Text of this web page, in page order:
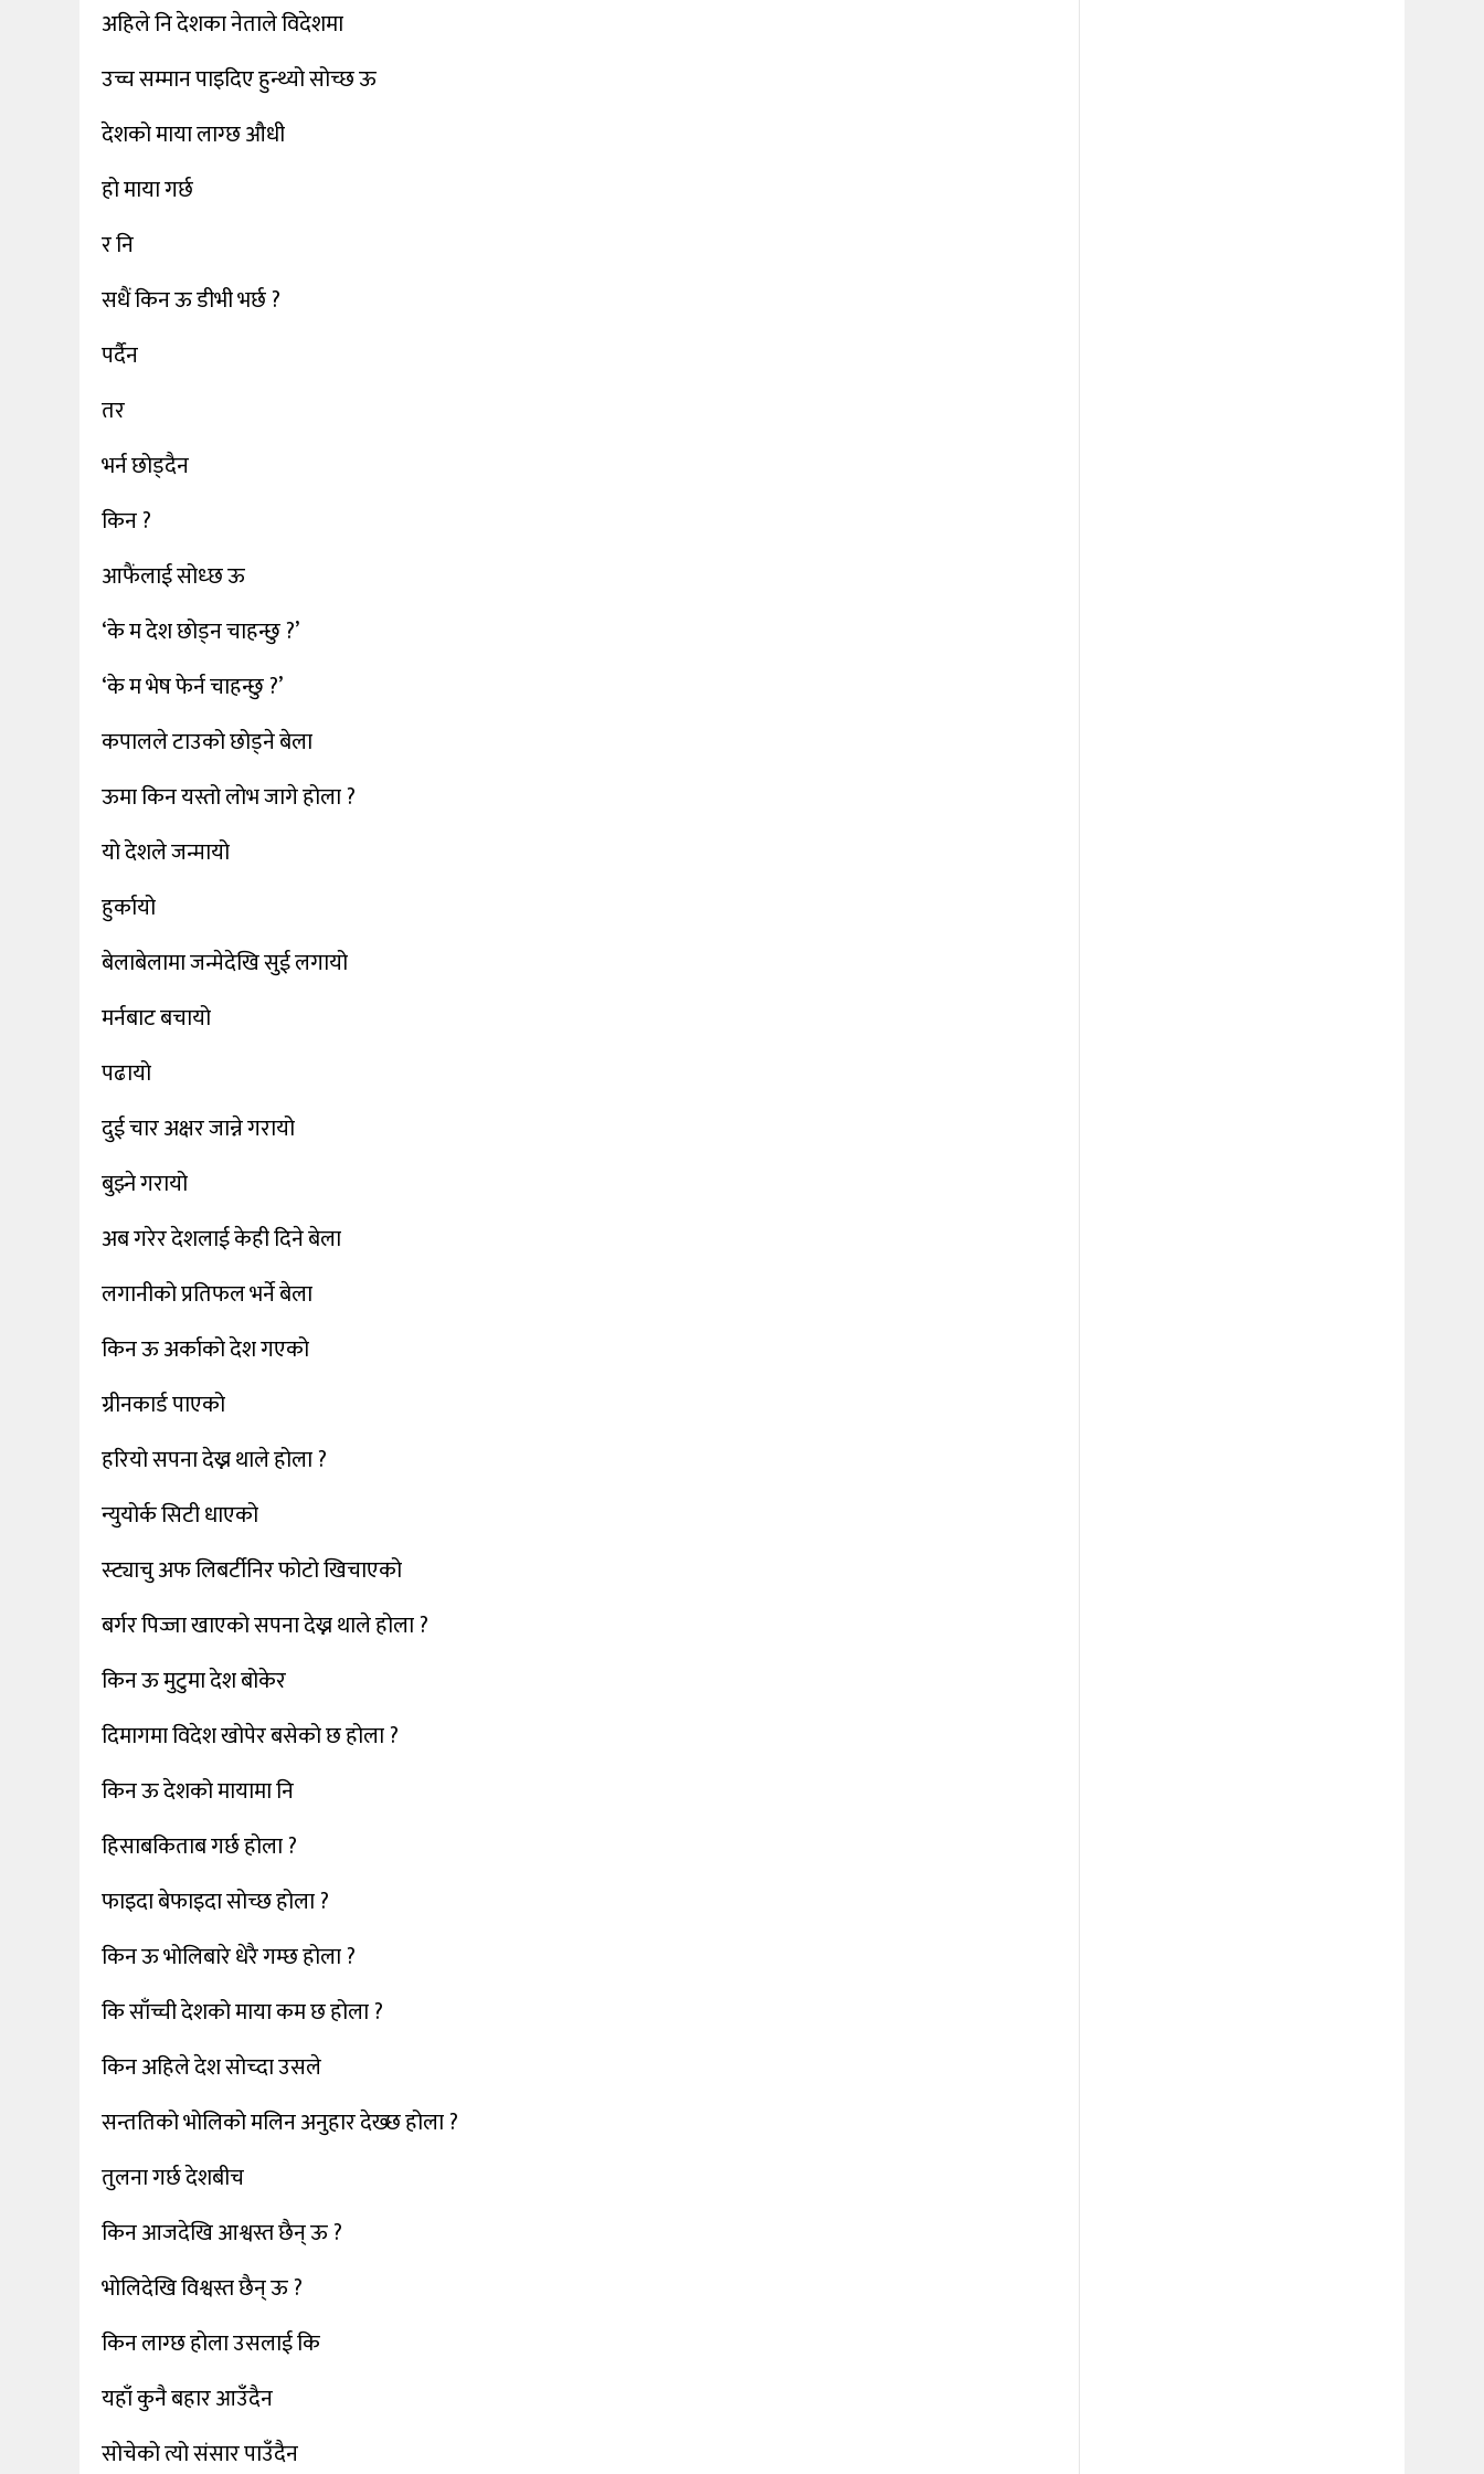
अहिले नि देशका नेताले विदेशमा
उच्च सम्मान पाइदिए हुन्थ्यो सोच्छ ऊ
देशको माया लाग्छ औधी
हो माया गर्छ
र नि
सधैं किन ऊ डीभी भर्छ ?
पर्दैन
तर
भर्न छोड्दैन
किन ?
आफैंलाई सोध्छ ऊ
‘के म देश छोड्न चाहन्छु ?’
‘के म भेष फेर्न चाहन्छु ?’
कपालले टाउको छोड्ने बेला
ऊमा किन यस्तो लोभ जागे होला ?
यो देशले जन्मायो
हुर्कायो
बेलाबेलामा जन्मेदेखि सुई लगायो
मर्नबाट बचायो
पढायो
दुई चार अक्षर जान्ने गरायो
बुझ्ने गरायो
अब गरेर देशलाई केही दिने बेला
लगानीको प्रतिफल भर्ने बेला
किन ऊ अर्काको देश गएको
ग्रीनकार्ड पाएको
हरियो सपना देख्न थाले होला ?
न्युयोर्क सिटी धाएको
स्ट्याचु अफ लिबर्टीनिर फोटो खिचाएको
बर्गर पिज्जा खाएको सपना देख्न थाले होला ?
किन ऊ मुटुमा देश बोकेर
दिमागमा विदेश खोपेर बसेको छ होला ?
किन ऊ देशको मायामा नि
हिसाबकिताब गर्छ होला ?
फाइदा बेफाइदा सोच्छ होला ?
किन ऊ भोलिबारे धेरै गम्छ होला ?
कि साँच्ची देशको माया कम छ होला ?
किन अहिले देश सोच्दा उसले
सन्ततिको भोलिको मलिन अनुहार देख्छ होला ?
तुलना गर्छ देशबीच
किन आजदेखि आश्वस्त छैन् ऊ ?
भोलिदेखि विश्वस्त छैन् ऊ ?
किन लाग्छ होला उसलाई कि
यहाँ कुनै बहार आउँदैन
सोचेको त्यो संसार पाउँदैन